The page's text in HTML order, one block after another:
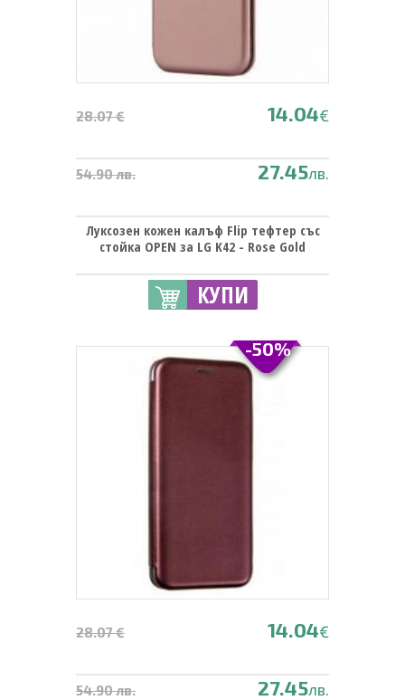
28.07 € 14.04€
54.90 лв. 27.45лв.
Луксозен кожен калъф Flip тефтер със
стойка OPEN за LG K42 - Rose Gold
КУПИ
28.07 € 14.04€
54.90 лв. 27.45лв.
-50%